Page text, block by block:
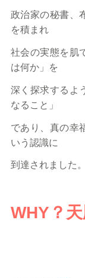
政治家の秘書、
を積まれ
社会の実態を肌
は何か」を
深く探求するよ
なること」
であり、真の幸
いう認識に
到達されました。
WHY？